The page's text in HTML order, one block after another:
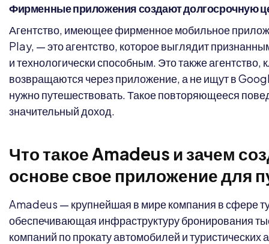
Фирменные приложения создают долгосрочную
Агентство, имеющее фирменное мобильное
Play, — это агентство, которое выглядит
и технологически способным. Это также агентство,
возвращаются через приложение, а не ищут в
нужно путешествовать. Такое повторяющееся
значительный доход.
Что такое Amadeus и зачем
основе свое приложение для
Amadeus — крупнейшая в мире компания в сфере
обеспечивающая инфраструктуру бронирования
компаний по прокату автомобилей и туристических